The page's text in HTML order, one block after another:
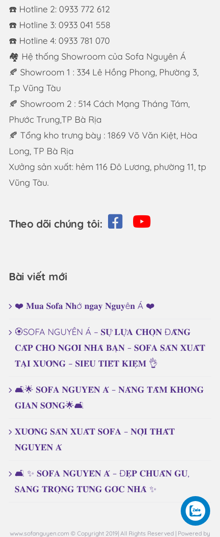
☎️ Hotline 2: 0933 772 612
☎️ Hotline 3: 0933 041 558
☎️ Hotline 4: 0933 781 070
🏘 Hệ thống Showroom của Sofa Nguyên Á
🍂 Showroom 1 : 334 Lê Hồng Phong, Phường 3,
T.p Vũng Tàu
🍂 Showroom 2 : 514 Cách Mạng Tháng Tám,
Phước Trung,TP Bà Rịa
🍂 Tổng kho trưng bày : 1869 Võ Văn Kiệt, Hòa
Long, TP Bà Rịa
Xưởng sản xuất: hẻm 116 Đô Lương, phường 11, tp
Vũng Tàu.
Theo dõi chúng tôi:
Bài viết mới
❤️ 𝐌𝐮𝐚 𝐒𝐨𝐟𝐚 𝐍𝐡ớ 𝐧𝐠𝐚𝐲 𝐍𝐠𝐮𝐲ê𝐧 Á ❤️
🏵️SOFA NGUYÊN Á – 𝐒𝐔̛̣ 𝐋𝐔̛̣𝐀 𝐂𝐇𝐎̣𝐍 Đ𝐀̆̉𝐍𝐆
𝐂𝐀̂́𝐏 𝐂𝐇𝐎 𝐍𝐆𝐎̂𝐈 𝐍𝐇𝐀̀ 𝐁𝐀̣𝐍 – 𝐒𝐎𝐅𝐀 𝐒𝐀̉𝐍 𝐗𝐔𝐀̂́𝐓
𝐓𝐀̣𝐈 𝐗𝐔̛𝐎̛̉𝐍𝐆 – 𝐒𝐈𝐄̂𝐔 𝐓𝐈𝐄̂́𝐓 𝐊𝐈𝐄̣̂𝐌 👌
🛋️🌟 𝐒𝐎𝐅𝐀 𝐍𝐆𝐔𝐘𝐄̂𝐍 𝐀́ – 𝐍𝐀̂𝐍𝐆 𝐓𝐀̂̀𝐌 𝐊𝐇𝐎̂𝐍𝐆
𝐆𝐈𝐀𝐍 𝐒𝐎̂́𝐍𝐆🌟🛋️
𝐗𝐔̛𝐎̛̉𝐍𝐆 𝐒𝐀̉𝐍 𝐗𝐔𝐀̂́𝐓 𝐒𝐎𝐅𝐀 – 𝐍𝐎̣̂𝐈 𝐓𝐇𝐀̂́𝐓
𝐍𝐆𝐔𝐘𝐄̂𝐍 𝐀́
🛋️ ✨ 𝐒𝐎𝐅𝐀 𝐍𝐆𝐔𝐘𝐄̂𝐍 𝐀́ – Đ𝐄̣𝐏 𝐂𝐇𝐔𝐀̂̉𝐍 𝐆𝐔,
𝐒𝐀𝐍𝐆 𝐓𝐑𝐎̣𝐍𝐆 𝐓𝐔̛̀𝐍𝐆 𝐆𝐎́𝐂 𝐍𝐇𝐀̀ ✨
www.sofanguyen.com © Copyright 2019| All Rights Reserved | Powered by